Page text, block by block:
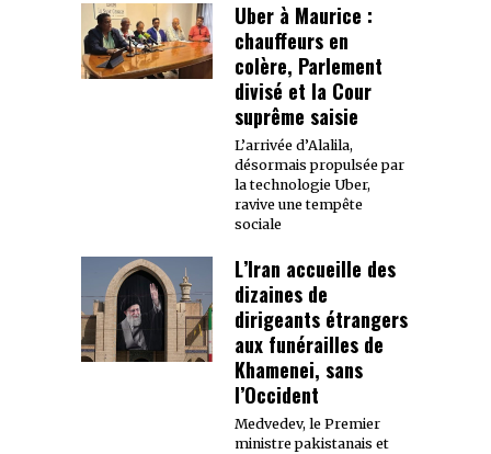
Uber à Maurice :
chauffeurs en
colère, Parlement
divisé et la Cour
suprême saisie
L’arrivée d’Alalila,
désormais propulsée par
la technologie Uber,
ravive une tempête
sociale
L’Iran accueille des
dizaines de
dirigeants étrangers
aux funérailles de
Khamenei, sans
l’Occident
Medvedev, le Premier
ministre pakistanais et